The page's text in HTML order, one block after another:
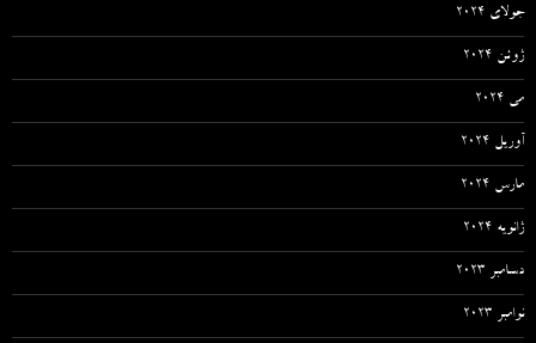
جولای 2024
ژوئن 2024
می 2024
آوریل 2024
مارس 2024
ژانویه 2024
دسامبر 2023
نوامبر 2023